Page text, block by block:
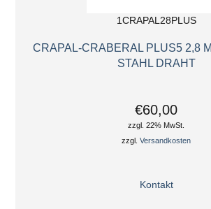
1CRAPAL28PLUS
CRAPAL-CRABERAL PLUS5 2,8
STAHL DRAHT
€60,00
zzgl. 22% MwSt.
zzgl.Versandkosten
Kontakt